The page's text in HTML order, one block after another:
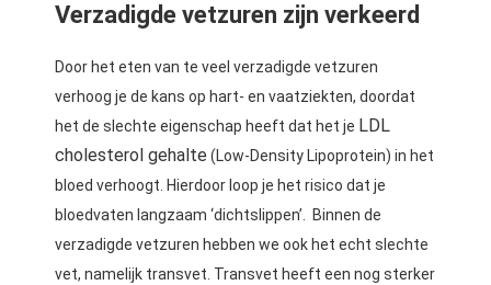
Verzadigde vetzuren zijn verkeerd
Door het eten van te veel verzadigde vetzuren
verhoog je de kans op hart- en vaatziekten, doordat
het de slechte eigenschap heeft dat het je LDL
cholesterol gehalte (Low-Density Lipoprotein) in het
bloed verhoogt. Hierdoor loop je het risico dat je
bloedvaten langzaam ‘dichtslippen’. Binnen de
verzadigde vetzuren hebben we ook het echt slechte
vet, namelijk transvet. Transvet heeft een nog sterker